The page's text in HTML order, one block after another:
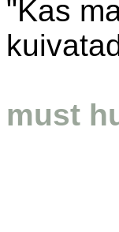
"Kas
must